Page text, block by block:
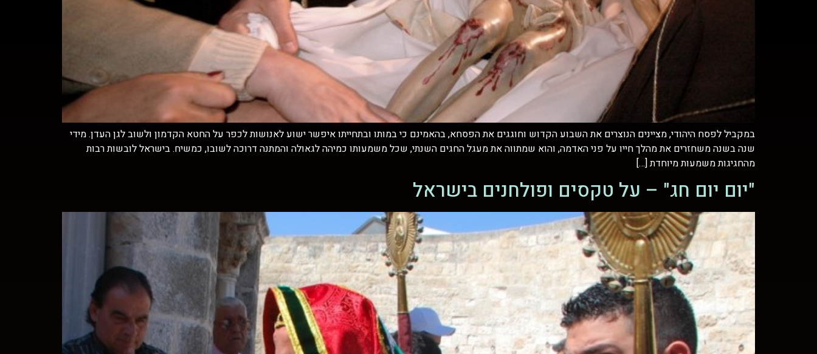
במקביל לפסח היהודי, מציינים הנוצרים את השבוע הקדוש וחוגגים את הפסחא, בהאמינם כי במותו ובתחייתו איפשר ישוע לאנושות לכפר על החטא הקדמון ולשוב לגן העדן. מידי
שנה בשנה משחזרים את מהלך חייו על פני האדמה, והוא שמתווה את מעגל החגים השנתי, שכל משמעותו כמיהה לגאולה והמתנה דרוכה לשובו, כמשיח. בישראל לובשות רבות
מהחגיגות משמעות מיוחדת […]
"יום יום חג" – על טקסים ופולחנים בישראל